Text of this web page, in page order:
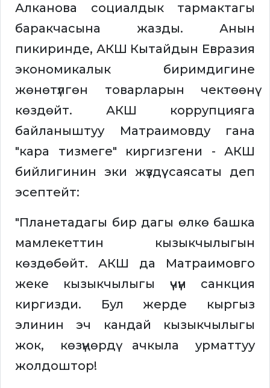
Алканова социалдык тармактагы
баракчасына жазды. Анын
пикиринде, АКШ Кытайдын Евразия
экономикалык биримдигине
жөнөтүлгөн товарларын чектөөнү
көздөйт. АКШ коррупцияга
байланыштуу Матраимовду гана
"кара тизмеге" киргизгени - АКШ
бийлигинин эки жүздүү саясаты деп
эсептейт:
"Планетадагы бир дагы өлкө башка
мамлекеттин кызыкчылыгын
көздөбөйт. АКШ да Матраимовго
жеке кызыкчылыгы үчүн санкция
киргизди. Бул жерде кыргыз
элинин эч кандай кызыкчылыгы
жок, көзүңөрдү ачкыла урматтуу
жолдоштор!